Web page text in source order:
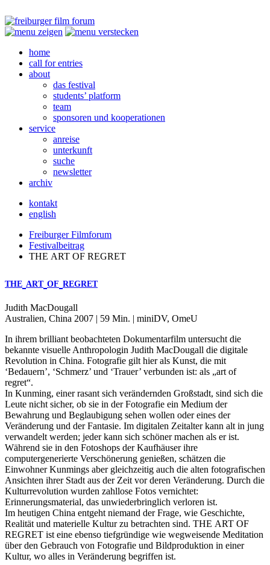
home
call for entries
about
das festival
students’ platform
team
sponsoren und kooperationen
service
anreise
unterkunft
suche
newsletter
archiv
kontakt
english
Freiburger Filmforum
Festivalbeitrag
THE ART OF REGRET
THE ART OF REGRET
Judith MacDougall
Australien, China 2007 | 59 Min. | miniDV, OmeU
In ihrem brilliant beobachteten Dokumentarfilm untersucht die
bekannte visuelle Anthropologin Judith MacDougall die digitale
Revolution in China. Fotografie gilt hier als Kunst, die mit
‘Bedauern’, ‘Schmerz’ und ‘Trauer’ verbunden ist: als „art of
regret“.
In Kunming, einer rasant sich verändernden Großstadt, sind sich die
Leute nicht sicher, ob sie in der Fotografie ein Medium der
Bewahrung und Beglaubigung sehen wollen oder eines der
Veränderung und der Fantasie. Im digitalen Zeitalter kann alt in jung
verwandelt werden; jeder kann sich schöner machen als er ist.
Während sie in den Fotoshops der Kaufhäuser ihre
computergenerierte Verschönerung genießen, schätzen die
Einwohner Kunmings aber gleichzeitig auch die alten fotografischen
Ansichten ihrer Stadt aus der Zeit vor deren Veränderung. Durch die
Kulturrevolution wurden zahllose Fotos vernichtet:
Erinnerungsmaterial, das unwiederbringlich verloren ist.
Im heutigen China entgeht niemand der Frage, wie Geschichte,
Realität und materielle Kultur zu betrachten sind. THE ART OF
REGRET ist eine ebenso tiefgründige wie wegweisende Meditation
über den Gebrauch von Fotografie und Bildproduktion in einer
Kultur, wo alles in Veränderung begriffen ist.